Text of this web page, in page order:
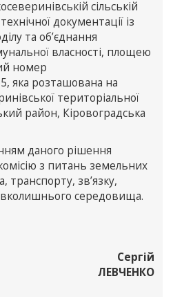
сільській
документації із
та об’єднання
власності, площею
номер
яка розташована на
територіальної
район, Кіровоградська
даного рішення
з питань земельних
транспорту, зв’язку,
середовища.
Сергій
ЛЕВЧЕНКО